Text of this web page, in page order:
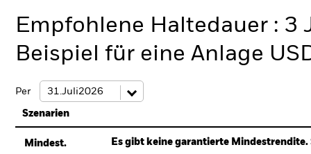
Empfohlene Haltedauer : 3
Beispiel für eine Anlage
Per
Szenarien
Mindest. Es gibt keine garantierte